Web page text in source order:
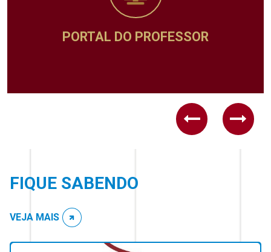
ADMINISTRATIVO
Previous
Next
FIQUE SABENDO
VEJA MAIS